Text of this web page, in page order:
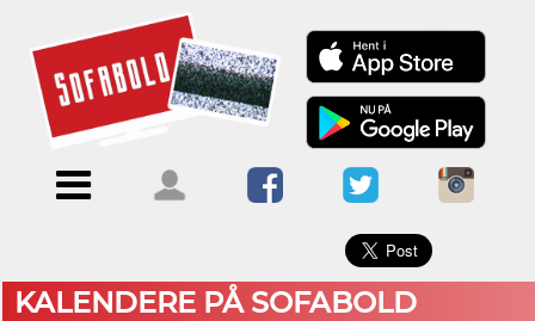
Menu
ForsideKalendere
Blogs
Om
Sofabold
Kontakt
bruger
×
KALENDERE PÅ SOFABOLD